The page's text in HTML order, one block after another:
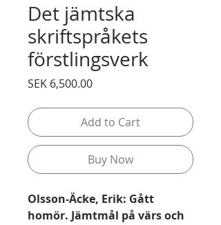
Det jämtska
skriftspråkets
förstlingsverk
SEK 6,500.00Price
Add to Cart
Buy Now
Olsson-Äcke, Erik: Gått
homör. Jämtmål på värs och